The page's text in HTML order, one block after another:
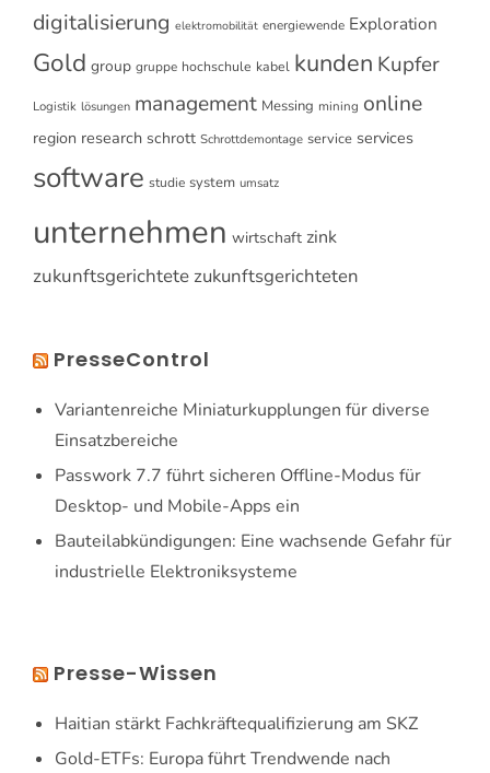
digitalisierung elektromobilität energiewende Exploration
Gold group gruppe hochschule kabel kunden Kupfer
Logistik lösungen management Messing mining online
region research schrott Schrottdemontage service services
software studie system umsatz
unternehmen wirtschaft zink
zukunftsgerichtete zukunftsgerichteten
PresseControl
Variantenreiche Miniaturkupplungen für diverse
Einsatzbereiche
Passwork 7.7 führt sicheren Offline-Modus für
Desktop- und Mobile-Apps ein
Bauteilabkündigungen: Eine wachsende Gefahr für
industrielle Elektroniksysteme
Presse-Wissen
Haitian stärkt Fachkräftequalifizierung am SKZ
Gold-ETFs: Europa führt Trendwende nach